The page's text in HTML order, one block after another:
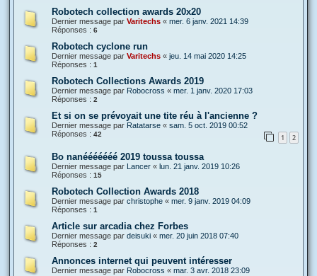
Robotech collection awards 20x20
Dernier message par Varitechs « mer. 6 janv. 2021 14:39
Réponses : 6
Robotech cyclone run
Dernier message par Varitechs « jeu. 14 mai 2020 14:25
Réponses : 1
Robotech Collections Awards 2019
Dernier message par Robocross « mer. 1 janv. 2020 17:03
Réponses : 2
Et si on se prévoyait une tite réu à l'ancienne ?
Dernier message par Ratatarse « sam. 5 oct. 2019 00:52
Réponses : 42 1 2
Bo nanééééééé 2019 toussa toussa
Dernier message par Lancer « lun. 21 janv. 2019 10:26
Réponses : 15
Robotech Collection Awards 2018
Dernier message par christophe « mer. 9 janv. 2019 04:09
Réponses : 1
Article sur arcadia chez Forbes
Dernier message par deisuki « mer. 20 juin 2018 07:40
Réponses : 2
Annonces internet qui peuvent intéresser
Dernier message par Robocross « mar. 3 avr. 2018 23:09